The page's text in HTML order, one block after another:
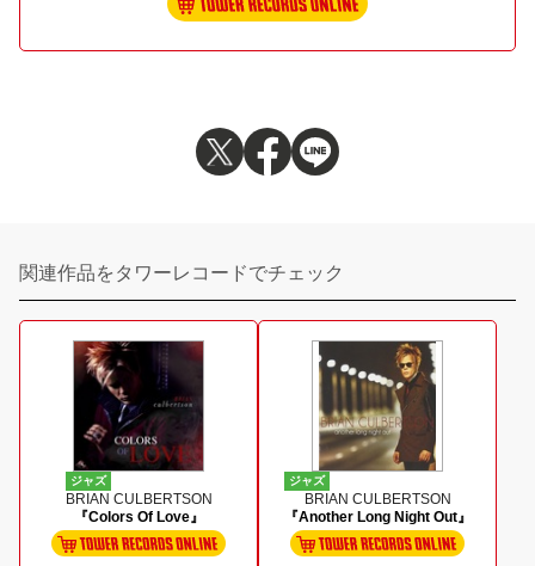
関連作品をタワーレコードでチェック
ジャズ
BRIAN CULBERTSON
『Colors Of Love』
ジャズ
BRIAN CULBERTSON
『Another Long Night Out』